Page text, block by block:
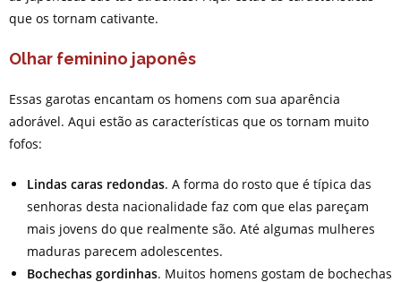
que os tornam cativante.
Olhar feminino japonês
Essas garotas encantam os homens com sua aparência
adorável. Aqui estão as características que os tornam muito
fofos:
Lindas caras redondas. A forma do rosto que é típica das
senhoras desta nacionalidade faz com que elas pareçam
mais jovens do que realmente são. Até algumas mulheres
maduras parecem adolescentes.
Bochechas gordinhas. Muitos homens gostam de bochechas